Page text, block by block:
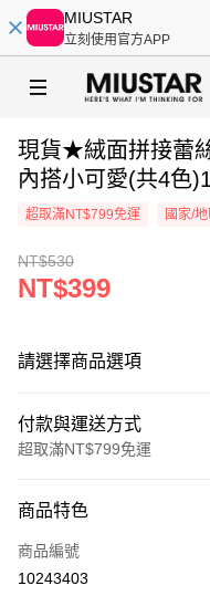
MIUSTAR
立刻使用官方APP
現貨★絨面拼接蕾
內搭小可愛(共4色
超取滿NT$799免運 國家/
NT$530
NT$399
請選擇商品選項
付款與運送方式
超取滿NT$799免運
信用卡一次付款
超商取貨付款
商品特色
商品編號
10243403